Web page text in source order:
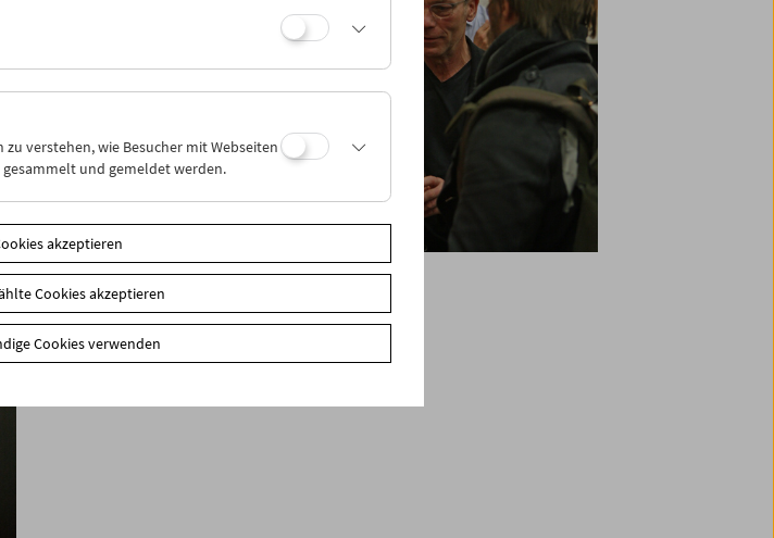
verstehen, wie Besucher mit Webseiten
und gemeldet werden.
akzeptieren
Cookies akzeptieren
Cookies verwenden